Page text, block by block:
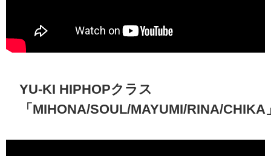
YU-KI HIPHOPクラス
「MIHONA/SOUL/MAYUMI/RINA/CHIKA